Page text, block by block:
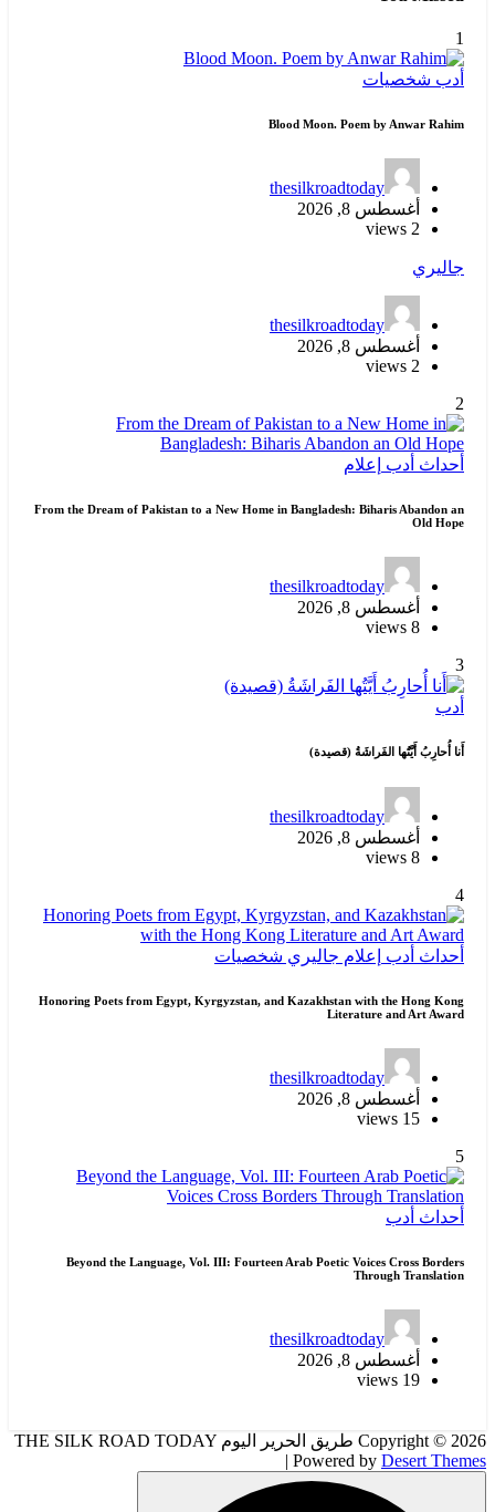
1
أدب شخصيات
Blood Moon. Poem by Anwar Rahim
thesilkroadtoday
أغسطس 8, 2026
2 views
جاليري
thesilkroadtoday
أغسطس 8, 2026
2 views
2
أحداث أدب إعلام
From the Dream of Pakistan to a New Home in Bangladesh: Biharis Abandon an
Old Hope
thesilkroadtoday
أغسطس 8, 2026
8 views
3
أدب
أَنا أُحارِبُ أَيَّتُها الفَراشَةُ (قصيدة)
thesilkroadtoday
أغسطس 8, 2026
8 views
4
أحداث أدب إعلام جاليري شخصيات
Honoring Poets from Egypt, Kyrgyzstan, and Kazakhstan with the Hong Kong
Literature and Art Award
thesilkroadtoday
أغسطس 8, 2026
15 views
5
أحداث أدب
Beyond the Language, Vol. III: Fourteen Arab Poetic Voices Cross Borders
Through Translation
thesilkroadtoday
أغسطس 8, 2026
19 views
Copyright © 2026 طريق الحرير اليوم THE SILK ROAD TODAY
| Powered by Desert Themes